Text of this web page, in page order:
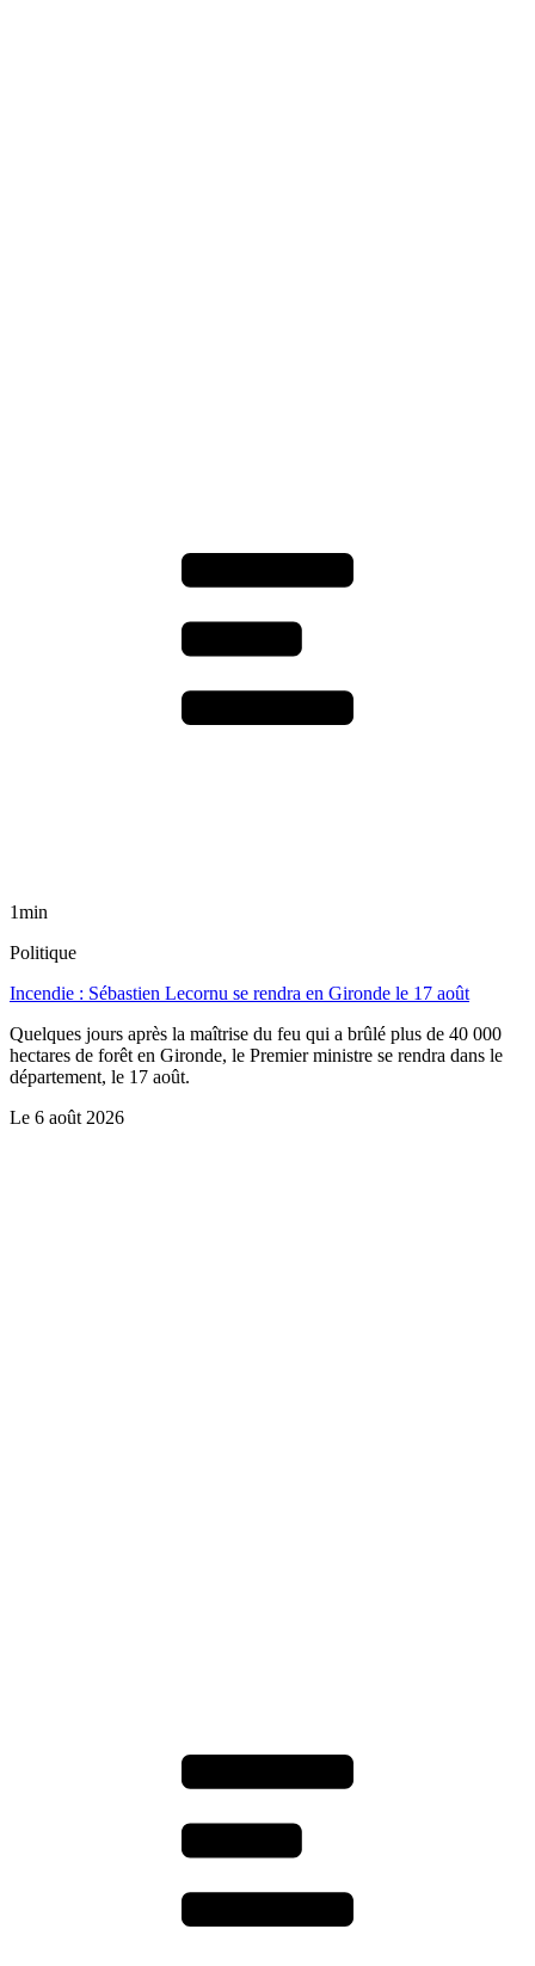
1min
Politique
Incendie : Sébastien Lecornu se rendra en Gironde le 17 août
Quelques jours après la maîtrise du feu qui a brûlé plus de 40 000
hectares de forêt en Gironde, le Premier ministre se rendra dans le
département, le 17 août.
Le 6 août 2026